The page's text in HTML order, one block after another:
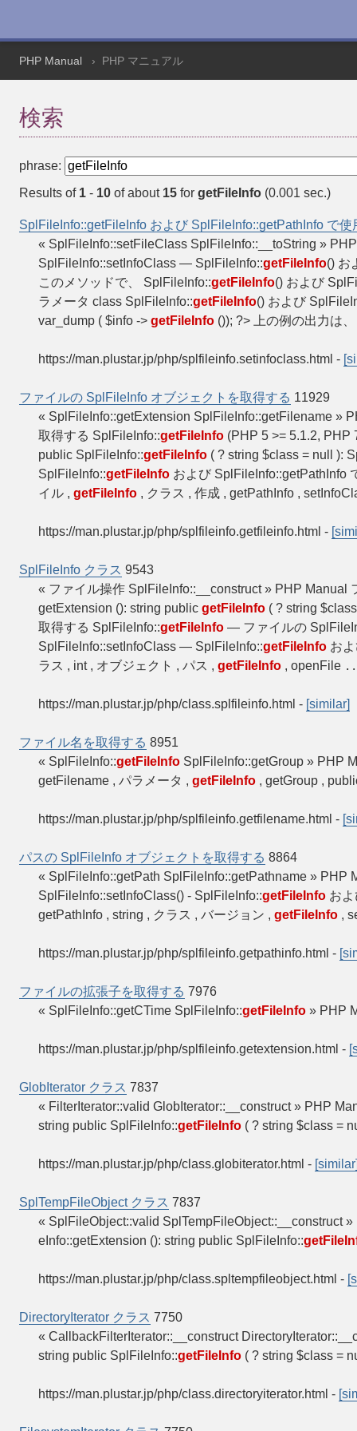
PHP Manual PHP マニュアル
検索
phrase:
Results of 1 - 10 of about 15 for getFileInfo (0.001 sec.)
SplFileInfo::getFileInfo および SplFileInfo::getPathInfo で使
« SplFileInfo::setFileClass SplFileInfo::__toString »
SplFileInfo::setInfoClass — SplFileInfo::getFileInfo() お
このメソッドで、 SplFileInfo::getFileInfo() および
ラメータ class SplFileInfo::getFileInfo() および
var_dump ( $info -> getFileInfo ()); ?> 上の例の出力は
https://man.plustar.jp/php/splfileinfo.setinfoclass.html -
ファイルの SplFileInfo オブジェクトを取得する 11929
« SplFileInfo::getExtension SplFileInfo::getFilename »
取得する SplFileInfo::getFileInfo (PHP 5 >= 5.1.2,
public SplFileInfo::getFileInfo ( ? string $class = null ):
SplFileInfo::getFileInfo および SplFileInfo::getPathInfo
イル , getFileInfo , クラス , 作成 , getPathInfo ,
https://man.plustar.jp/php/splfileinfo.getfileinfo.html -
SplFileInfo クラス 9543
« ファイル操作 SplFileInfo::__construct » PHP
getExtension (): string public getFileInfo ( ? string
取得する SplFileInfo::getFileInfo — ファイルの
SplFileInfo::setInfoClass — SplFileInfo::getFileInfo お
ラス , int , オブジェクト , パス , getFileInfo , openFile
https://man.plustar.jp/php/class.splfileinfo.html - [similar]
ファイル名を取得する 8951
« SplFileInfo::getFileInfo SplFileInfo::getGroup » PHP
getFilename , パラメータ , getFileInfo , getGroup ,
https://man.plustar.jp/php/splfileinfo.getfilename.html -
パスの SplFileInfo オブジェクトを取得する 8864
« SplFileInfo::getPath SplFileInfo::getPathname »
SplFileInfo::setInfoClass() - SplFileInfo::getFileInfo お
getPathInfo , string , クラス , バージョン , getFileInfo ,
https://man.plustar.jp/php/splfileinfo.getpathinfo.html -
ファイルの拡張子を取得する 7976
« SplFileInfo::getCTime SplFileInfo::getFileInfo » PHP
https://man.plustar.jp/php/splfileinfo.getextension.html -
GlobIterator クラス 7837
« FilterIterator::valid GlobIterator::__construct » PHP
string public SplFileInfo::getFileInfo ( ? string $class =
https://man.plustar.jp/php/class.globiterator.html -
SplTempFileObject クラス 7837
« SplFileObject::valid SplTempFileObject::__construct
eInfo::getExtension (): string public SplFileInfo::
https://man.plustar.jp/php/class.spltempfileobject.html -
DirectoryIterator クラス 7750
« CallbackFilterIterator::__construct
string public SplFileInfo::getFileInfo ( ? string $class =
https://man.plustar.jp/php/class.directoryiterator.html -